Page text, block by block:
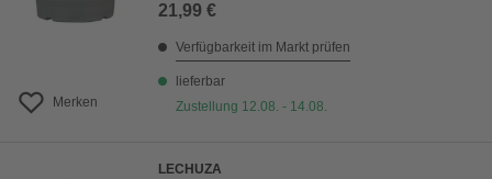
Merken
21,99 €
Verfügbarkeit im Markt prüfen
lieferbar
Zustellung 12.08. - 14.08.
LECHUZA